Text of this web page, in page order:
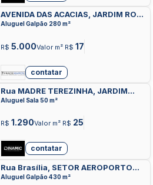
AVENIDA DAS ACACIAS, JARDIM ROSA
DO SUL, APARECIDA DE GOIANIA
Aluguel Galpão 280 m²
R$ 5.000Valor m² R$ 17
contatar
Rua MADRE TEREZINHA, JARDIM
DOM BOSCO, APARECIDA DE GOIANIA
Aluguel Sala 50 m²
R$ 1.290Valor m² R$ 25
contatar
Rua Brasília, SETOR AEROPORTO
SUL, APARECIDA DE GOIANIA
Aluguel Galpão 430 m²